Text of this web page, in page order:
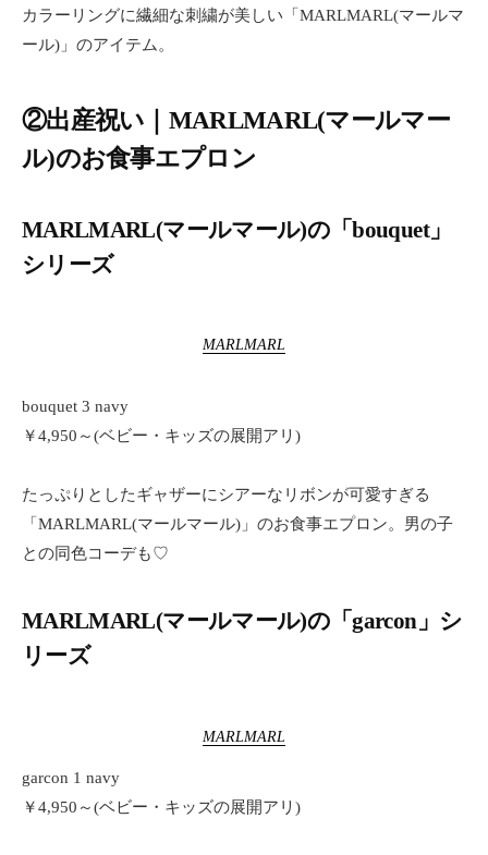
カラーリングに繊細な刺繍が美しい「MARLMARL(マールマ
ール)」のアイテム。
②出産祝い｜MARLMARL(マールマー
ル)のお食事エプロン
MARLMARL(マールマール)の「bouquet」
シリーズ
MARLMARL
bouquet 3 navy
￥4,950～(ベビー・キッズの展開アリ)
たっぷりとしたギャザーにシアーなリボンが可愛すぎる
「MARLMARL(マールマール)」のお食事エプロン。男の子
との同色コーデも♡
MARLMARL(マールマール)の「garcon」シ
リーズ
MARLMARL
garcon 1 navy
￥4,950～(ベビー・キッズの展開アリ)